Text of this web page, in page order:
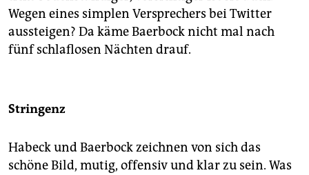
Wegen eines simplen Versprechers bei Twitter
aussteigen? Da käme Baerbock nicht mal nach
fünf schlaflosen Nächten drauf.
Stringenz
Habeck und Baerbock zeichnen von sich das
schöne Bild, mutig, offensiv und klar zu sein. Was